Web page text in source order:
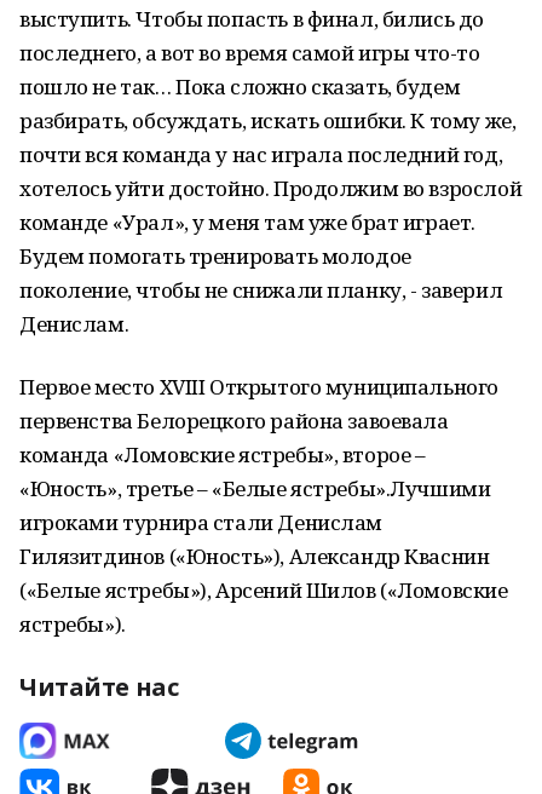
выступить. Чтобы попасть в финал, бились до
последнего, а вот во время самой игры что-то
пошло не так… Пока сложно сказать, будем
разбирать, обсуждать, искать ошибки. К тому же,
почти вся команда у нас играла последний год,
хотелось уйти достойно. Продолжим во взрослой
команде «Урал», у меня там уже брат играет.
Будем помогать тренировать молодое
поколение, чтобы не снижали планку, - заверил
Денислам.
Первое место XVIII Открытого муниципального
первенства Белорецкого района завоевала
команда «Ломовские ястребы», второе –
«Юность», третье – «Белые ястребы».Лучшими
игроками турнира стали Денислам
Гилязитдинов («Юность»), Александр Кваснин
(«Белые ястребы»), Арсений Шилов («Ломовские
ястребы»).
Читайте нас